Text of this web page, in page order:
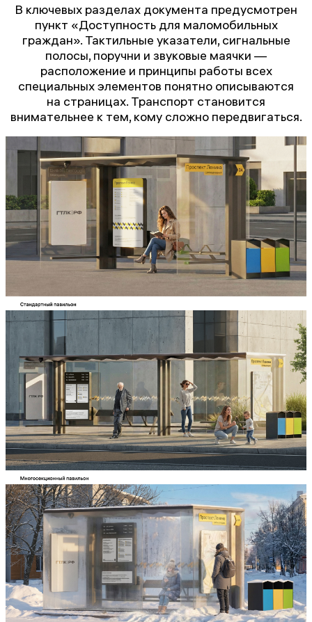
В ключевых разделах документа предусмотрен
пункт «Доступность для маломобильных
граждан». Тактильные указатели, сигнальные
полосы, поручни и звуковые маячки —
расположение и принципы работы всех
специальных элементов понятно описываются
на страницах. Транспорт становится
внимательнее к тем, кому сложно передвигаться.